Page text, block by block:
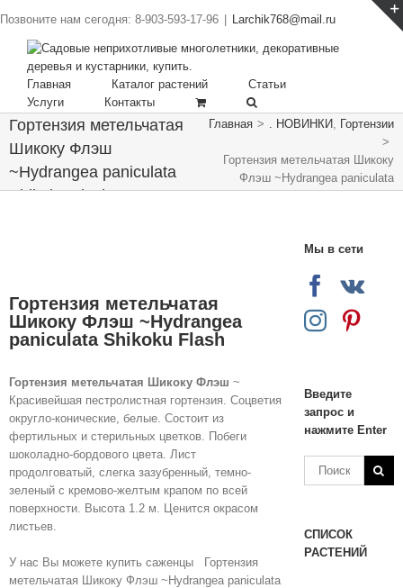
Позвоните нам сегодня: 8-903-593-17-96 Larchik768@mail.ru
Главная Каталог растений
Статьи
Услуги
Контакты
Гортензия метельчатая
Шикоку Флэш
~Hydrangea paniculata
Shikoku Flash
Главная > . НОВИНКИ, Гортензии
>
Гортензия метельчатая Шикоку
Флэш ~Hydrangea paniculata
Гортензия метельчатая
Шикоку Флэш ~Hydrangea
paniculata Shikoku Flash
Гортензия метельчатая Шикоку Флэш ~
Красивейшая пестролистная гортензия. Соцветия
округло-конические, белые. Состоит из
фертильных и стерильных цветков. Побеги
шоколадно-бордового цвета. Лист
продолговатый, слегка зазубренный, темно-
зеленый с кремово-желтым крапом по всей
поверхности. Высота 1.2 м. Ценится окрасом
листьев.
У нас Вы можете купить саженцы Гортензия
метельчатая Шикоку Флэш ~Hydrangea paniculata
Мы в сети
Введите
запрос и
нажмите Enter
СПИСОК
РАСТЕНИЙ